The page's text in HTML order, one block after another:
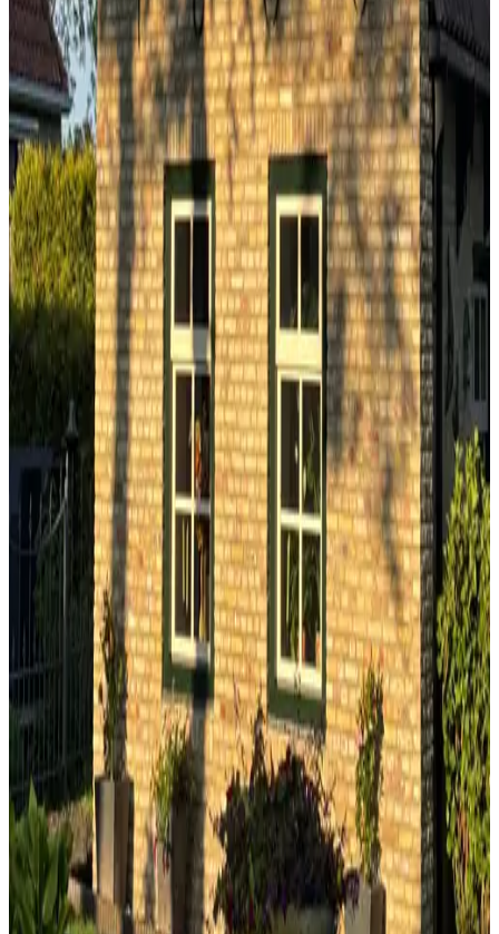
Gastenverblijf De Kluis
Hollum, Nederland
9.8
Huize Sonja
Hollum, Nederland
9.1
Breeze Lofts Ameland
Hollum, Nederland